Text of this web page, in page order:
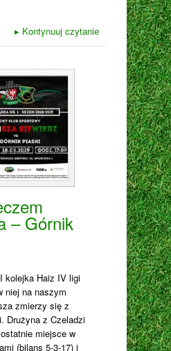
▸ Kontynuuj czytanie
– Górnik
kolejka Haiz IV ligi
niej na naszym
zmierzy się z
Drużyna z Czeladzi
miejsce w
(bilans 5-3-17) i